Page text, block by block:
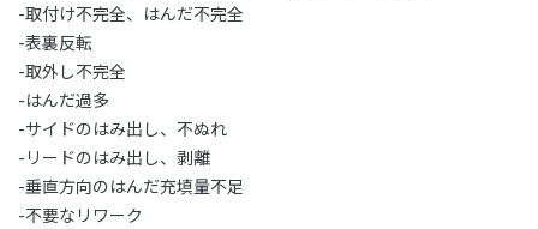
-取付け不完全、はんだ不完全
-表裏反転
-取外し不完全
-はんだ過多
-サイドのはみ出し、不ぬれ
-リードのはみ出し、剥離
-垂直方向のはんだ充填量不足
-不要なリワーク